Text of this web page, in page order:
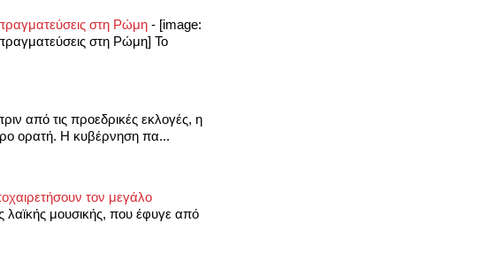
στη Ρώμη - [image:
στη Ρώμη] Το
από τις προεδρικές εκλογές, η
ορατή. Η κυβέρνηση πα...
τον μεγάλο
λαϊκής μουσικής, που έφυγε από